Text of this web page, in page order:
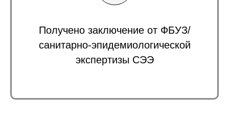
Получено заключение от ФБУЗ/
санитарно-эпидемиологической
экспертизы СЭЭ